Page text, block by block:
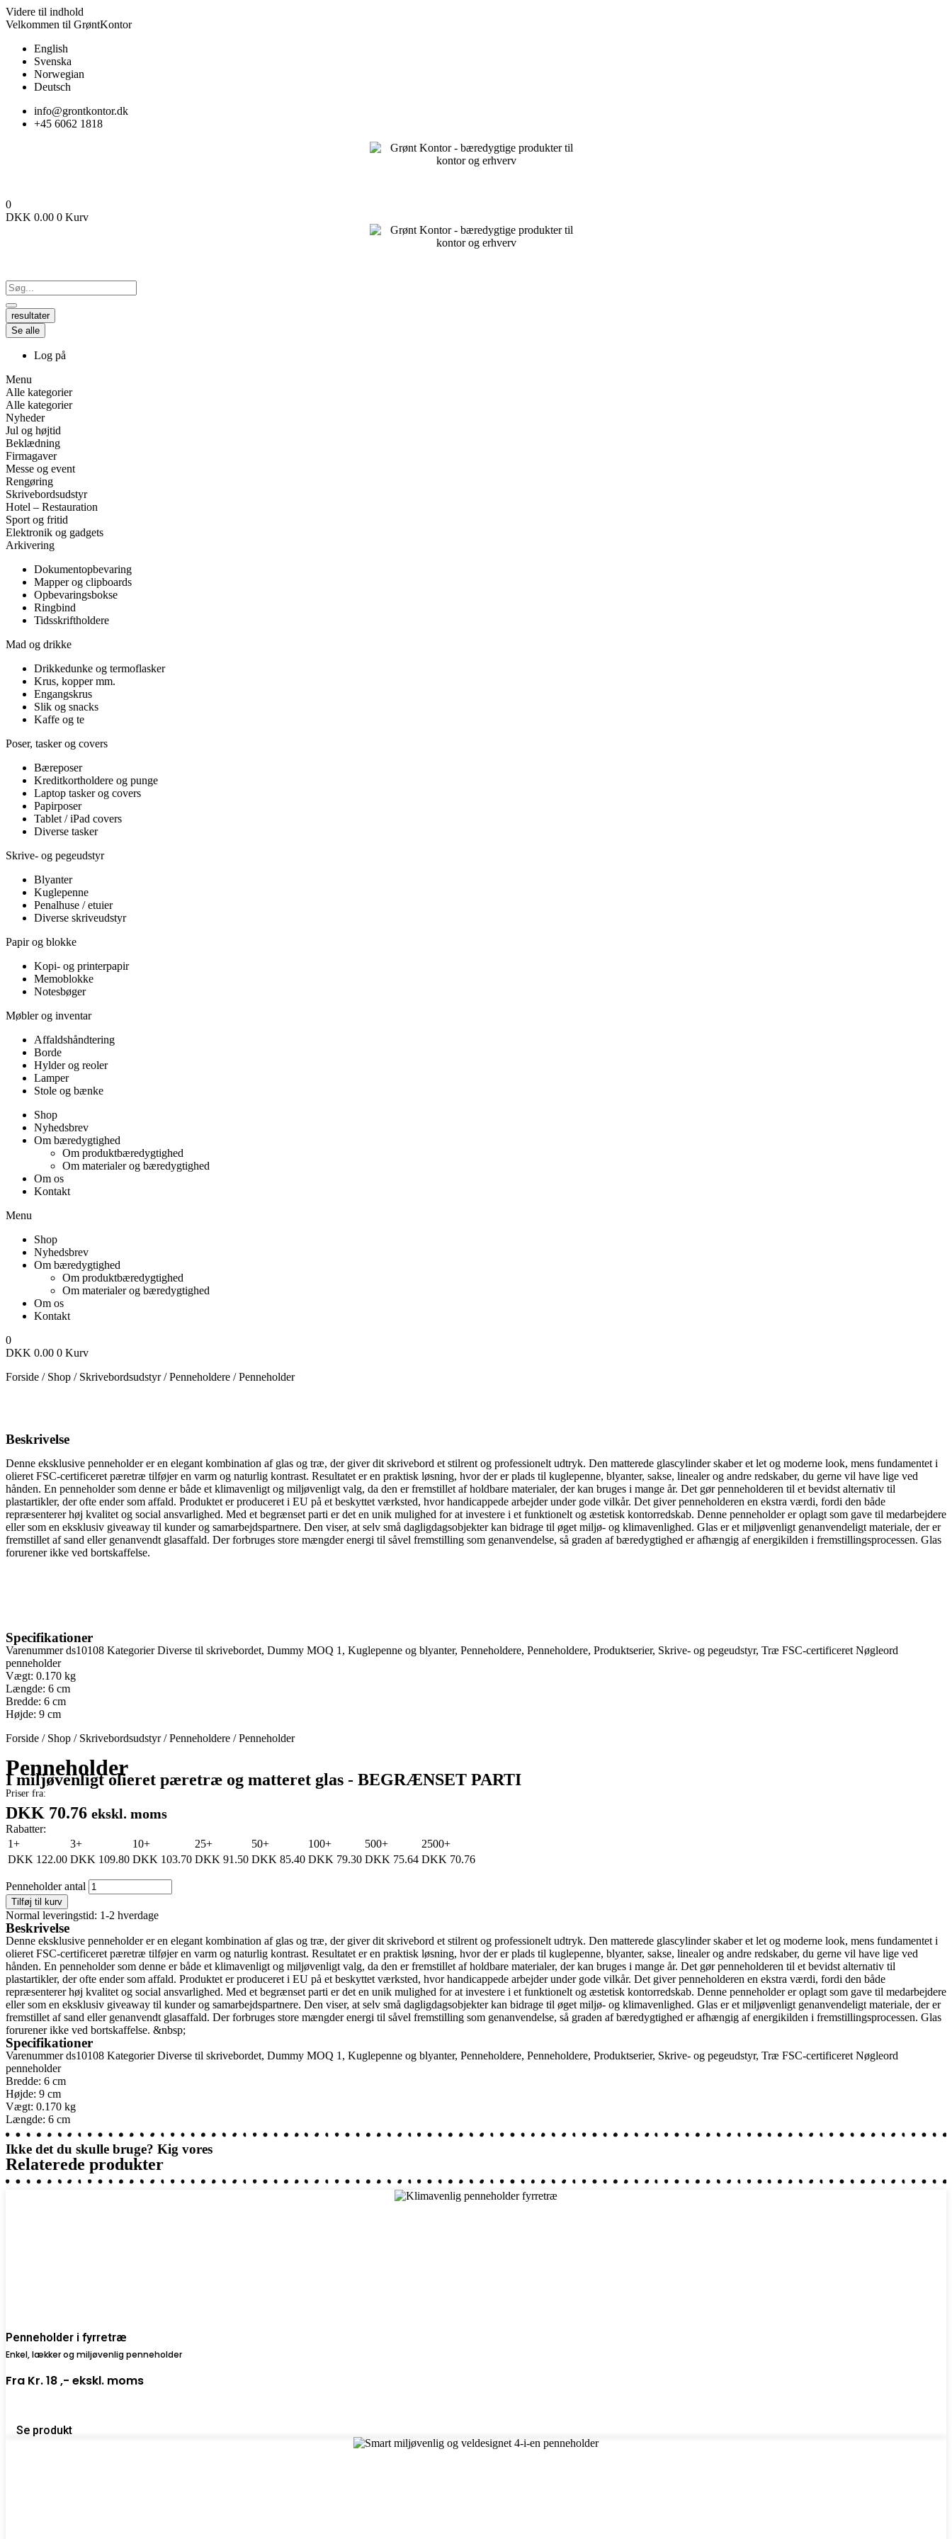
Videre til indhold
Velkommen til GrøntKontor
English
Svenska
Norwegian
Deutsch
info@grontkontor.dk
+45 6062 1818
0
DKK 0.00 0 Kurv
resultater
Se alle
Log på
Menu
Alle kategorier
Alle kategorier
Nyheder
Jul og højtid
Beklædning
Firmagaver
Messe og event
Rengøring
Skrivebordsudstyr
Hotel – Restauration
Sport og fritid
Elektronik og gadgets
Arkivering
Dokumentopbevaring
Mapper og clipboards
Opbevaringsbokse
Ringbind
Tidsskriftholdere
Mad og drikke
Drikkedunke og termoflasker
Krus, kopper mm.
Engangskrus
Slik og snacks
Kaffe og te
Poser, tasker og covers
Bæreposer
Kreditkortholdere og punge
Laptop tasker og covers
Papirposer
Tablet / iPad covers
Diverse tasker
Skrive- og pegeudstyr
Blyanter
Kuglepenne
Penalhuse / etuier
Diverse skriveudstyr
Papir og blokke
Kopi- og printerpapir
Memoblokke
Notesbøger
Møbler og inventar
Affaldshåndtering
Borde
Hylder og reoler
Lamper
Stole og bænke
Shop
Nyhedsbrev
Om bæredygtighed
Om produktbæredygtighed
Om materialer og bæredygtighed
Om os
Kontakt
Menu
Shop
Nyhedsbrev
Om bæredygtighed
Om produktbæredygtighed
Om materialer og bæredygtighed
Om os
Kontakt
0
DKK 0.00 0 Kurv
Forside / Shop / Skrivebordsudstyr/Penneholdere /Penneholder
Beskrivelse
Denne eksklusive penneholder er en elegant kombination af glas og træ, der giver dit skrivebord et stilrent og professionelt udtryk. Den matterede glascylinder skaber et let og moderne look, mens fundamentet i
olieret FSC-certificeret pæretræ tilføjer en varm og naturlig kontrast. Resultatet er en praktisk løsning, hvor der er plads til kuglepenne, blyanter, sakse, linealer og andre redskaber, du gerne vil have lige ved
hånden. En penneholder som denne er både et klimavenligt og miljøvenligt valg, da den er fremstillet af holdbare materialer, der kan bruges i mange år. Det gør penneholderen til et bevidst alternativ til
plastartikler, der ofte ender som affald. Produktet er produceret i EU på et beskyttet værksted, hvor handicappede arbejder under gode vilkår. Det giver penneholderen en ekstra værdi, fordi den både
repræsenterer høj kvalitet og social ansvarlighed. Med et begrænset parti er det en unik mulighed for at investere i et funktionelt og æstetisk kontorredskab. Denne penneholder er oplagt som gave til medarbejdere
eller som en eksklusiv giveaway til kunder og samarbejdspartnere. Den viser, at selv små dagligdagsobjekter kan bidrage til øget miljø- og klimavenlighed. Glas er et miljøvenligt genanvendeligt materiale, der er
fremstillet af sand eller genanvendt glasaffald. Der forbruges store mængder energi til såvel fremstilling som genanvendelse, så graden af bæredygtighed er afhængig af energikilden i fremstillingsprocessen. Glas
forurener ikke ved bortskaffelse.
Specifikationer
Varenummerds10108 Kategorier Diverse til skrivebordet, Dummy MOQ 1 , Kuglepenne og blyanter, Penneholdere, Penneholdere, Produktserier, Skrive- og pegeudstyr, Træ FSC-certificeret Nøgleord
penneholder
Vægt: 0.170 kg
Længde: 6 cm
Bredde: 6 cm
Højde: 9 cm
Forside / Shop / Skrivebordsudstyr/Penneholdere /Penneholder
Penneholder
I miljøvenligt olieret pæretræ og matteret glas - BEGRÆNSET PARTI
Priser fra:
DKK 70.76 ekskl. moms
Rabatter:
1+
3+ 10+ 25+ 50+ 100+ 500+
2500+
DKK 122.00 DKK 109.80 DKK 103.70 DKK 91.50 DKK 85.40 DKK 79.30 DKK 75.64 DKK 70.76
Penneholder antal
Tilføj til kurv
Normal leveringstid: 1-2 hverdage
Beskrivelse
Denne eksklusive penneholder er en elegant kombination af glas og træ, der giver dit skrivebord et stilrent og professionelt udtryk. Den matterede glascylinder skaber et let og moderne look, mens fundamentet i
olieret FSC-certificeret pæretræ tilføjer en varm og naturlig kontrast. Resultatet er en praktisk løsning, hvor der er plads til kuglepenne, blyanter, sakse, linealer og andre redskaber, du gerne vil have lige ved
hånden. En penneholder som denne er både et klimavenligt og miljøvenligt valg, da den er fremstillet af holdbare materialer, der kan bruges i mange år. Det gør penneholderen til et bevidst alternativ til
plastartikler, der ofte ender som affald. Produktet er produceret i EU på et beskyttet værksted, hvor handicappede arbejder under gode vilkår. Det giver penneholderen en ekstra værdi, fordi den både
repræsenterer høj kvalitet og social ansvarlighed. Med et begrænset parti er det en unik mulighed for at investere i et funktionelt og æstetisk kontorredskab. Denne penneholder er oplagt som gave til medarbejdere
eller som en eksklusiv giveaway til kunder og samarbejdspartnere. Den viser, at selv små dagligdagsobjekter kan bidrage til øget miljø- og klimavenlighed. Glas er et miljøvenligt genanvendeligt materiale, der er
fremstillet af sand eller genanvendt glasaffald. Der forbruges store mængder energi til såvel fremstilling som genanvendelse, så graden af bæredygtighed er afhængig af energikilden i fremstillingsprocessen. Glas
forurener ikke ved bortskaffelse. &nbsp;
Specifikationer
Varenummerds10108 Kategorier Diverse til skrivebordet, Dummy MOQ 1 , Kuglepenne og blyanter, Penneholdere, Penneholdere, Produktserier, Skrive- og pegeudstyr, Træ FSC-certificeret Nøgleord
penneholder
Bredde: 6 cm
Højde: 9 cm
Vægt: 0.170 kg
Længde: 6 cm
Ikke det du skulle bruge? Kig vores
Relaterede produkter
Penneholder i fyrretræ
Enkel, lækker og miljøvenlig penneholder
Fra Kr. 18 ,- ekskl. moms
Se produkt